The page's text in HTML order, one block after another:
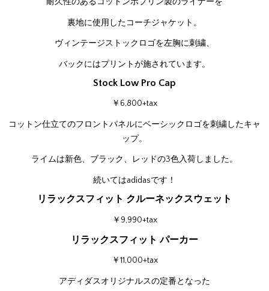
裏地に使用したコーチジャケット。
ヴィンテージストックロゴを左胸に刺繍、
バックにはプリントが施されています。
Stock Low Pro Cap
￥6,800+tax
コットン仕立てのフロントパネルにベーシックロゴを刺繍したキャ
ップ。
ライムは新色、ブラック、レッドの3色入荷しました。
続いてはadidasです！
リラックスフィット クルーネックスウェット
￥9,990+tax
リラックスフィット パーカー
￥11,000+tax
アディダスオリジナルスの定番となった